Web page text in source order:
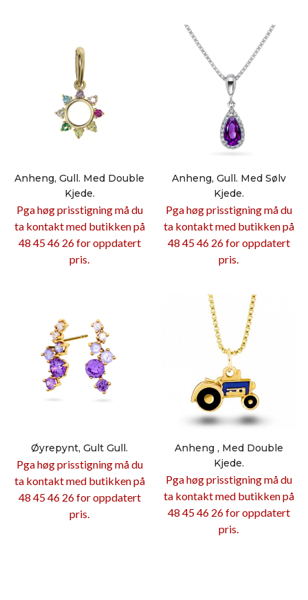
Anheng, Gull. Med Double
Kjede.
Pga høg prisstigning må du
ta kontakt med butikken på
48 45 46 26 for oppdatert
pris.
Anheng, Gull. Med Sølv
Kjede.
Pga høg prisstigning må du
ta kontakt med butikken på
48 45 46 26 for oppdatert
pris.
Øyrepynt, Gult Gull.
Pga høg prisstigning må du
ta kontakt med butikken på
48 45 46 26 for oppdatert
pris.
Anheng , Med Double
Kjede.
Pga høg prisstigning må du
ta kontakt med butikken på
48 45 46 26 for oppdatert
pris.